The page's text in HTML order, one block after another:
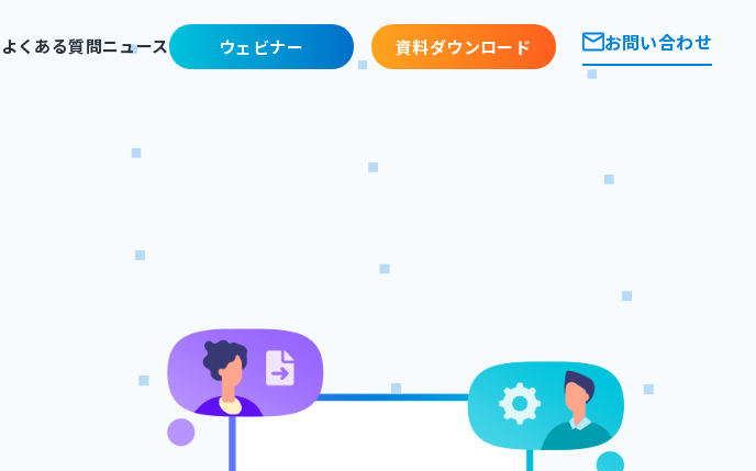
よくある質問ニュース ウェビナー 資料ダウンロード お問い合わせ